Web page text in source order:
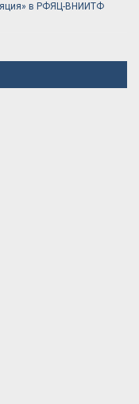
в РФЯЦ-ВНИИТФ